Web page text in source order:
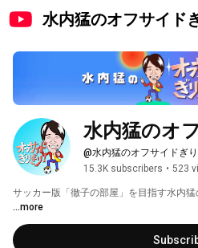
水内猛のオフサイド
水内猛のオ
@水内猛のオフサイドぎり
15.3K subscribers • 523
サッカー版「徹子の部屋」を目指す水内猛
...more